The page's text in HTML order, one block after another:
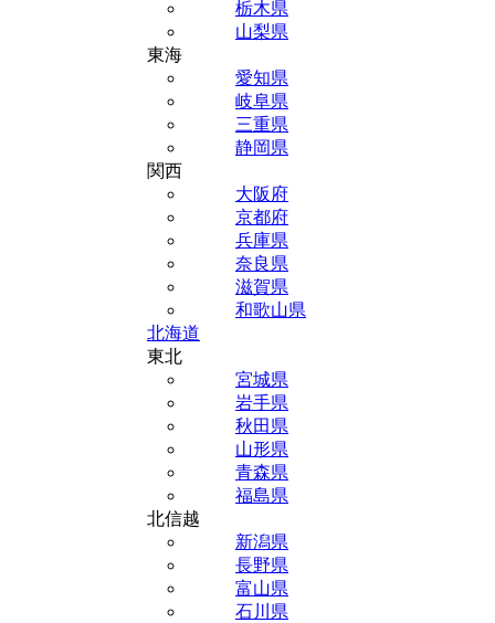
栃木県
山梨県
東海
愛知県
岐阜県
三重県
静岡県
関西
大阪府
京都府
兵庫県
奈良県
滋賀県
和歌山県
北海道
東北
宮城県
岩手県
秋田県
山形県
青森県
福島県
北信越
新潟県
長野県
富山県
石川県